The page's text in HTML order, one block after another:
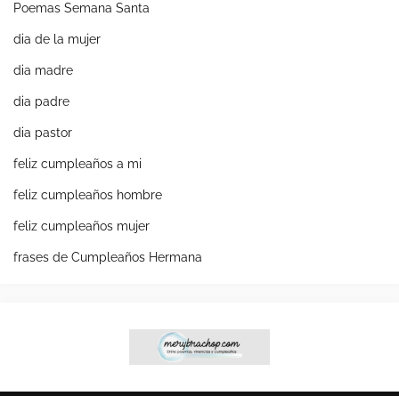
Poemas Semana Santa
dia de la mujer
dia madre
dia padre
dia pastor
feliz cumpleaños a mi
feliz cumpleaños hombre
feliz cumpleaños mujer
frases de Cumpleaños Hermana